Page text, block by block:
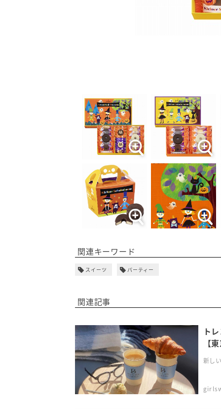
関連キーワード
スイーツ パーティー
関連記事
ト
【
新し